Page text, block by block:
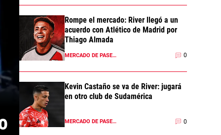
Rompe el mercado: River llegó a un
acuerdo con Atlético de Madrid por
Thiago Almada
MERCADO DE PASES 2026 0
Kevin Castaño se va de River: jugará
en otro club de Sudamérica
MERCADO DE PASES 2026 0